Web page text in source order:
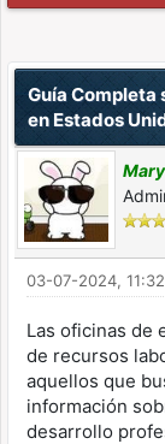
Guía Completa
en Estados
Mary
03-07-2024,
Las oficinas de
de recursos
aquellos que
información
desarrollo